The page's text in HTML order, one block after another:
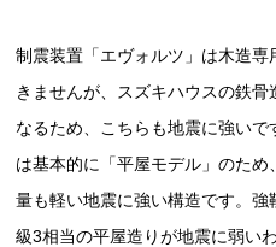
制震装置「エヴォルツ」は木造
きませんが、スズキハウスの鉄
なるため、こちらも地震に強い
は基本的に「平屋モデル」のた
量も軽い地震に強い構造です。
級3相当の平屋造りが地震に弱い